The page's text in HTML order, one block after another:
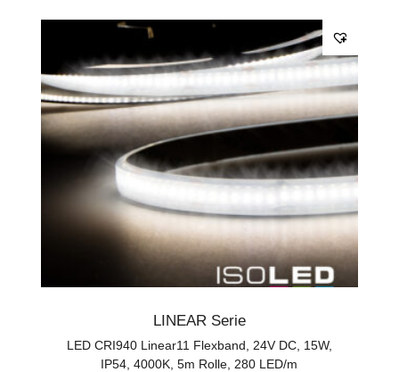
LINEAR Serie
LED CRI940 Linear11 Flexband, 24V DC, 15W,
IP54, 4000K, 5m Rolle, 280 LED/m